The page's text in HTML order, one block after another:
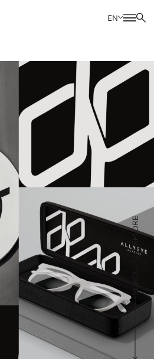
EN
IS HOW TO WIN
กแบบอย่างผู้ชนะ
จุภัณฑ์ ด้วยการตีโจทย์และวิเคราะห์
ต่าง และต่อเนื่อง
ลักการ STRATEGIC BRANDING
Board
LOGO DESIGN
PACKAGING DESIGN
แผนการตลาด Relaunch / Rebrand
SCROLL TO EXPLORE